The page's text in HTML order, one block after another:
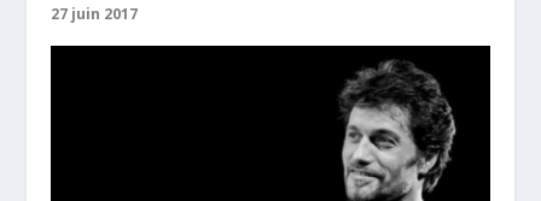
27 juin 2017